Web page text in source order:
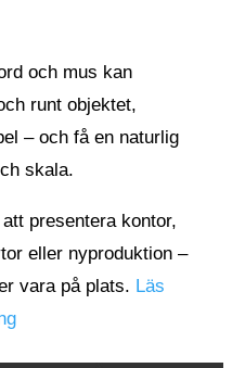
och mus kan
runt objektet,
– och få en naturlig
skala.
presentera kontor,
eller nyproduktion –
vara på plats. Läs